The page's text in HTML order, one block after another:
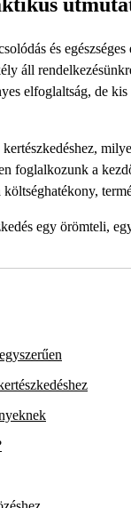
és
áll
elfoglaltság, de
foglalkozunk a
egy örömteli,